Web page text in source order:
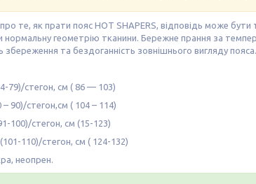
те, як прати пояс HOT SHAPERS, відповідь може
геометрію тканини. Бережне прання за
та бездоганність зовнішнього вигляду пояса.
79)/стегон, см ( 86 — 103)
90)/стегон,см ( 104 – 114)
100)/стегон, см (15-123)
110)/стегон, см ( 124-132)
неопрен.